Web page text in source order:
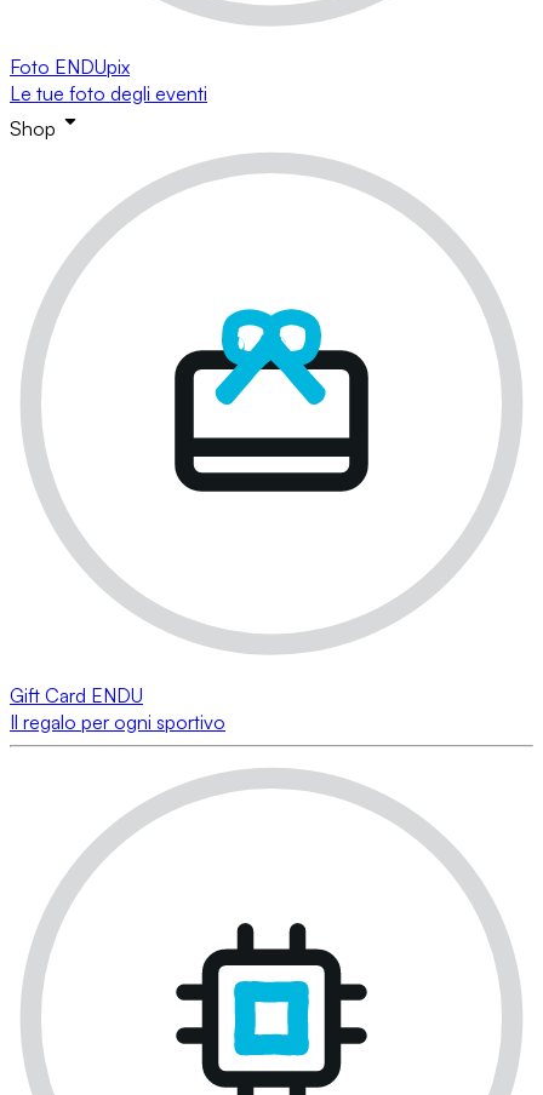
Foto ENDUpix
Le tue foto degli eventi
Shop
Gift Card ENDU
Il regalo per ogni sportivo